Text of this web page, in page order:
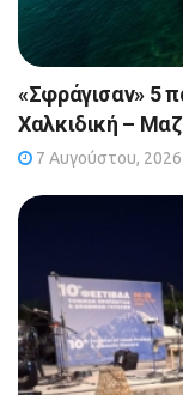
«Σφράγισαν» 5
Χαλκιδική –
7 Αυγούστου, 2026